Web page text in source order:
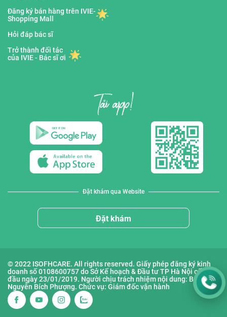
Đăng ký bán hàng trên IVIE-
Shopping Mall
Hỏi đáp bác sĩ
Trở thành đối tác
của IVIE - Bác sĩ ơi
Đặt khám qua Website
Đặt khám
© 2022 ISOFHCARE. All rights reserved. Giấy phép đăng ký kinh
doanh số 0108600757 do Sở Kế hoạch & Đầu tư TP Hà Nội cấp lần
đầu ngày 23/01/2019. Người chịu trách nhiệm nội dung: Bà
Nguyễn Bích Phượng. Chức vụ: Giám đốc vận hành